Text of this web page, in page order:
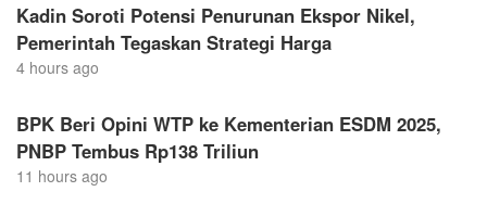
Kadin Soroti Potensi Penurunan Ekspor Nikel,
Pemerintah Tegaskan Strategi Harga
4 hours ago
BPK Beri Opini WTP ke Kementerian ESDM 2025,
PNBP Tembus Rp138 Triliun
11 hours ago